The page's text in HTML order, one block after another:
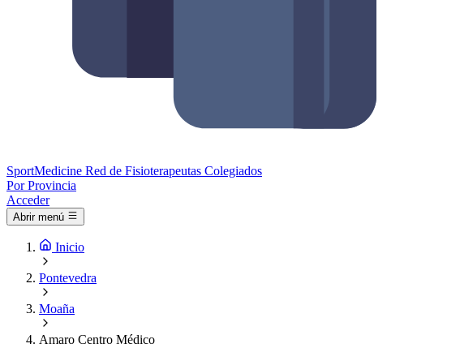
SportMedicine Red de Fisioterapeutas Colegiados
Por Provincia
Acceder
Abrir menú
Inicio
Pontevedra
Moaña
Amaro Centro Médico